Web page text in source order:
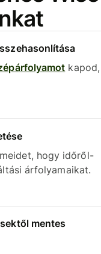
kapod,
hogy időről-
árfolyamaikat.
mentes